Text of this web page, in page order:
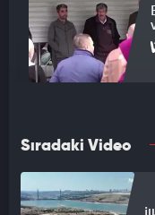
Sıradaki Video